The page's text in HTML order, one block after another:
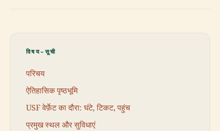
विषय-सूची
परिचय
ऐतिहासिक पृष्ठभूमि
USF वेर्फ़ेट का दौरा: घंटे, टिकट, पहुंच
प्रमुख स्थल और सुविधाएं